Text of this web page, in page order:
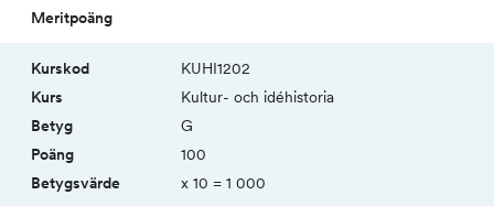
KUHI1202
Kultur- och idé­historia
G
100
x 10 = 1 000